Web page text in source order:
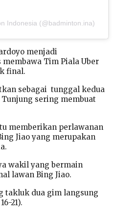
Indonesia (@badminton.ina)
menjadi
Tim Piala Uber
final.
sebagai tunggal kedua
sering membuat
memberikan perlawanan
Jiao yang merupakan
wakil yang bermain
lawan Bing Jiao.
takluk dua gim langsung
21).